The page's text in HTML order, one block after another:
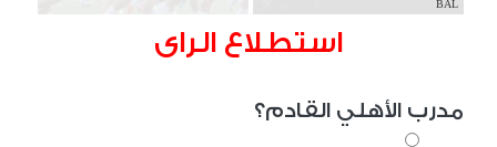
BAL
استطلاع الراى
مدرب الأهلي القادم؟